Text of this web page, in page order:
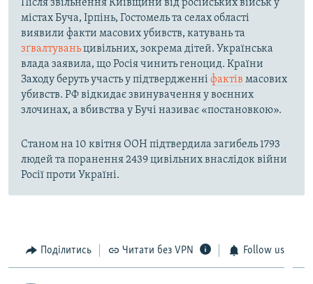
Після звільнення Київщини від російських військ у
містах Буча, Ірпінь, Гостомель та селах області
виявили факти масових убивств, катувань та
зґвалтуваньцивільних, зокрема дітей. Українська
влада заявила, що Росія чинить геноцид. Країни
Заходу беруть участь у підтвердженні фактів масових
убивств. РФ відкидає звинувачення у воєнних
злочинах, а вбивства у Бучі називає «постановкою».
Станом на 10 квітня ООН підтвердила загибель 1793
людей та поранення 2439 цивільних внаслідок війни
Росії проти Україні.
Поділитись Читати без VPN Follow us